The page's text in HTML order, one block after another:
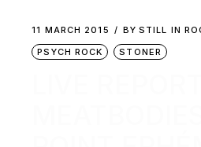
11 MARCH 2015 BY STILL IN
PSYCH ROCK
STONER